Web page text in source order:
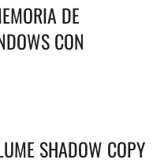
DE
CON
SHADOW COPY